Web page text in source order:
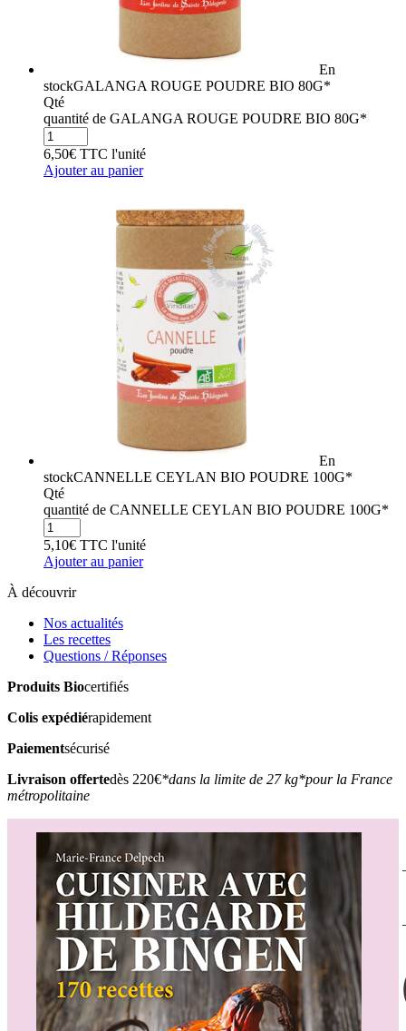
En
stockGALANGA ROUGE POUDRE BIO 80G*
Qté
quantité de GALANGA ROUGE POUDRE BIO 80G*
6,50€ TTC l'unité
Ajouter au panier
En
stockCANNELLE CEYLAN BIO POUDRE 100G*
Qté
quantité de CANNELLE CEYLAN BIO POUDRE 100G*
5,10€ TTC l'unité
Ajouter au panier
À découvrir
Nos actualités
Les recettes
Questions / Réponses
Produits Biocertifiés
Colis expédiérapidement
Paiementsécurisé
Livraison offertedès 220€*dans la limite de 27 kg*pour la France
métropolitaine